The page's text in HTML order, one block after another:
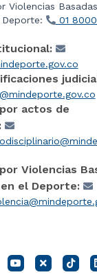
Violencias
01 8000
actos de
Violencias
el Deporte: